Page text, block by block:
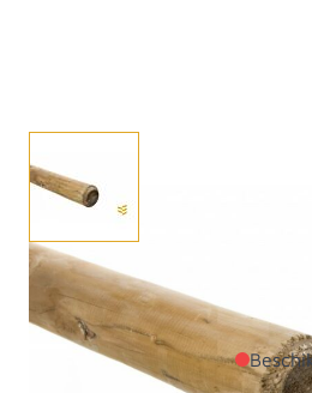
Ronde paal gefreesd en
van 20 cm